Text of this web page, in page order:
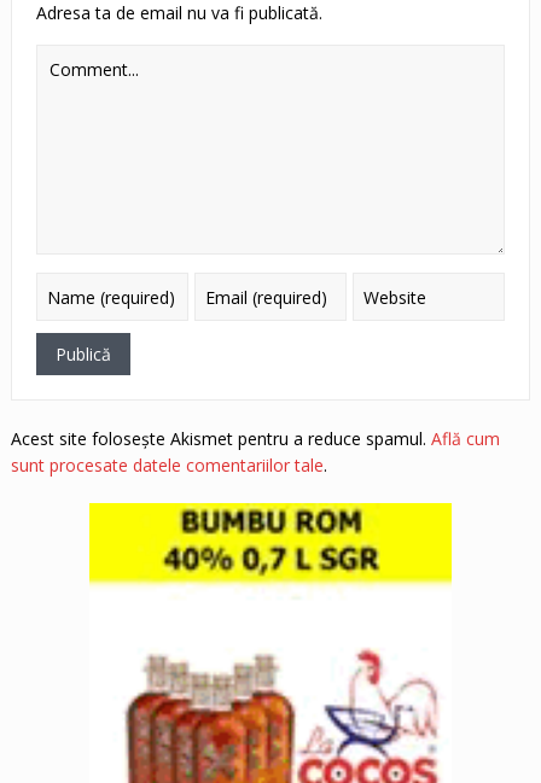
Adresa ta de email nu va fi publicată.
Acest site folosește Akismet pentru a reduce spamul. Află cum
sunt procesate datele comentariilor tale.